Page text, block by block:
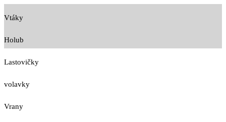
Vtáky
Holub
Lastovičky
volavky
Vrany